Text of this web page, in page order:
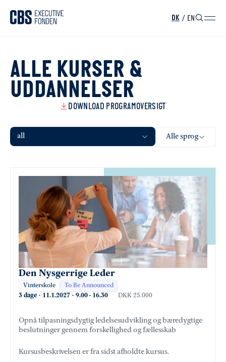
DK / EN
ALLE KURSER &
UDDANNELSER
DOWNLOAD PROGRAMOVERSIGT
all Alle sprog
Den Nysgerrige Leder
Vinterskole To Be Announced
3 dage · 11.1.2027 · 9.00 - 16.30 DKK 25.000
Opnå tilpasningsdygtig ledelsesudvikling og bæredygtige
beslutninger gennem forskellighed og fællesskab
Kursusbeskrivelsen er fra sidst afholdte kursus.